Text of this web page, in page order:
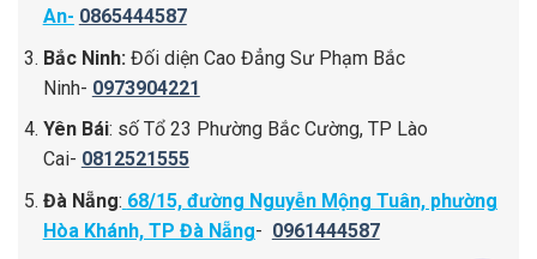
An- 0865444587
Bắc Ninh: Đối diện Cao Đẳng Sư Phạm Bắc
Ninh- 0973904221
Yên Bái: số Tổ 23 Phường Bắc Cường, TP Lào
Cai- 0812521555
Đà Nẵng: 68/15, đường Nguyễn Mộng Tuân, phường
Hòa Khánh, TP Đà Nẵng- 0961444587